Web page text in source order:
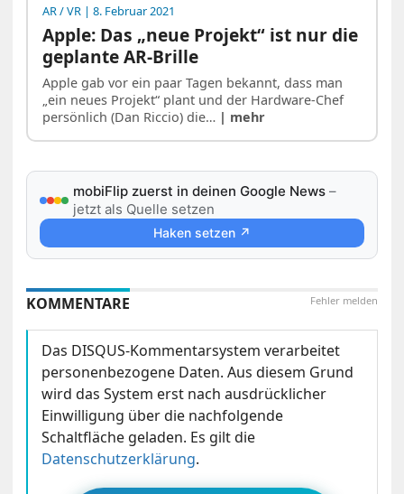
AR / VR | 8. Februar 2021
Apple: Das „neue Projekt“ ist nur die
geplante AR-Brille
Apple gab vor ein paar Tagen bekannt, dass man
„ein neues Projekt“ plant und der Hardware-Chef
persönlich (Dan Riccio) die… | mehr
mobiFlip zuerst in deinen Google News –
jetzt als Quelle setzen
Haken setzen ↗
Fehler melden
KOMMENTARE
Das DISQUS-Kommentarsystem verarbeitet
personenbezogene Daten. Aus diesem Grund
wird das System erst nach ausdrücklicher
Einwilligung über die nachfolgende
Schaltfläche geladen. Es gilt die
Datenschutzerklärung.